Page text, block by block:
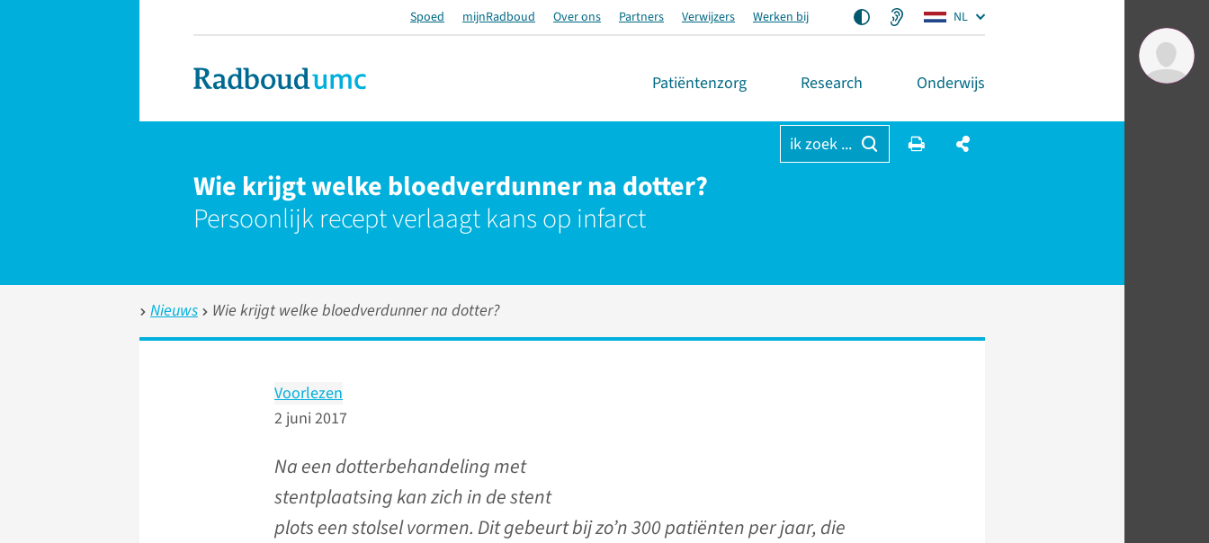
Spoed mijnRadboud Over ons Partners Verwijzers Werken bij NL
Patiëntenzorg Research Onderwijs
ik zoek ...
Wie krijgt welke bloedverdunner na dotter?
Persoonlijk recept verlaagt kans op infarct
Nieuws Wie krijgt welke bloedverdunner na dotter?
Voorlezen
2 juni 2017
Na een dotterbehandeling met
stentplaatsing kan zich in de stent
plots een stolsel vormen. Dit gebeurt bij zo’n 300 patiënten per jaar, die